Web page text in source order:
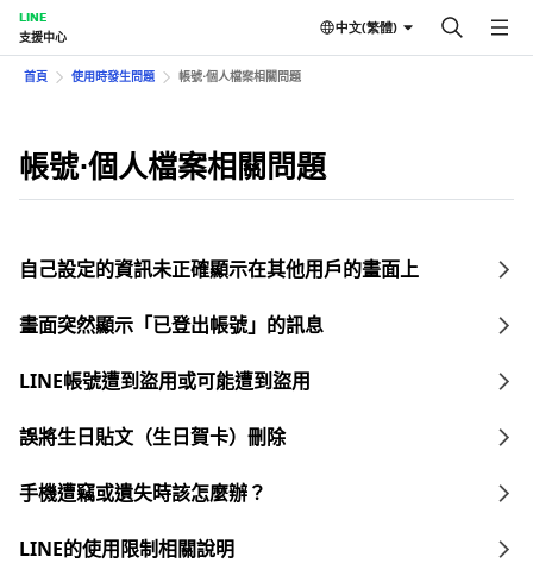
LINE
支援中心
中文(繁體)
首頁 使用時發生問題 帳號⋅個人檔案相關問題
帳號⋅個人檔案相關問題
自己設定的資訊未正確顯示在其他用戶的畫面上
畫面突然顯示「已登出帳號」的訊息
LINE帳號遭到盜用或可能遭到盜用
誤將生日貼文（生日賀卡）刪除
手機遭竊或遺失時該怎麼辦？
LINE的使用限制相關說明